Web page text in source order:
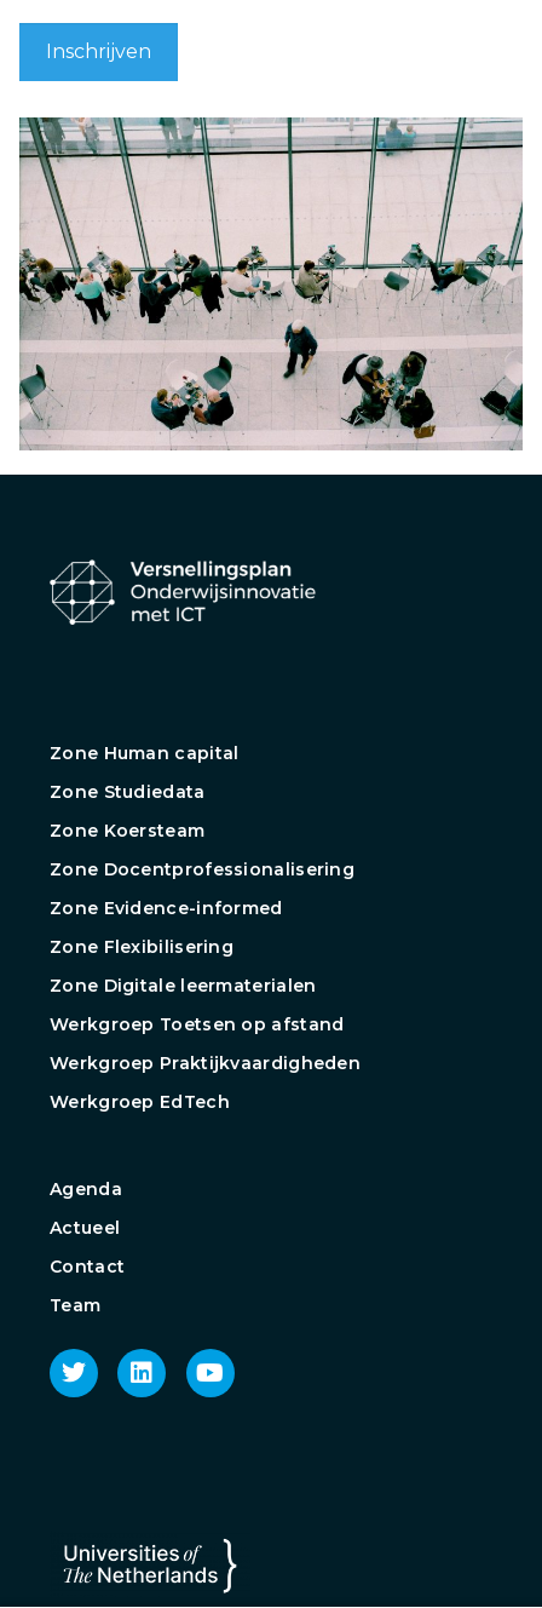
Zone Human capital
Zone Studiedata
Zone Koersteam
Zone Docentprofessionalisering
Zone Evidence-informed
Zone Flexibilisering
Zone Digitale leermaterialen
Werkgroep Toetsen op afstand
Werkgroep Praktijkvaardigheden
Werkgroep EdTech
Agenda
Actueel
Contact
Team